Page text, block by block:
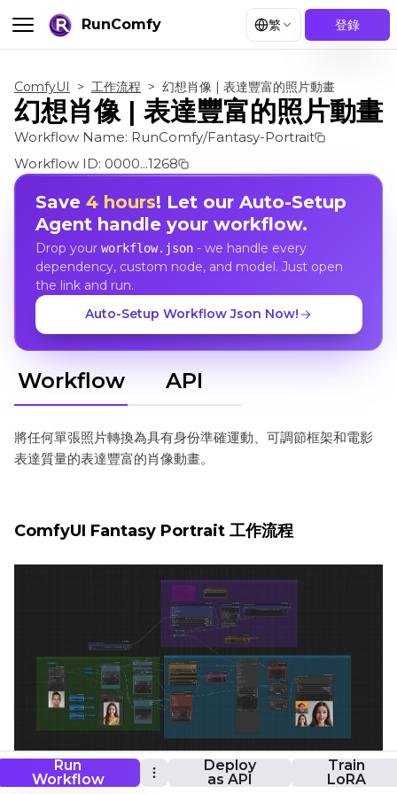
RunComfy 繁 登錄
Run
Workflow
Deploy
as API
Train
LoRA
ComfyUI > 工作流程 > 幻想肖像 | 表達豐富的照片動畫
幻想肖像 | 表達豐富的照片動畫
Workflow Name: RunComfy/Fantasy-Portrait
Workflow ID: 0000...1268
Save 4 hours! Let our Auto-Setup
Agent handle your workflow.
Drop your workflow.json- we handle every
dependency, custom node, and model. Just open
the link and run.
Auto-Setup Workflow Json Now!
Workflow API
將任何單張照片轉換為具有身份準確運動、可調節框架和電影
表達質量的表達豐富的肖像動畫。
ComfyUI Fantasy Portrait 工作流程
想要運行這個工作流程嗎？